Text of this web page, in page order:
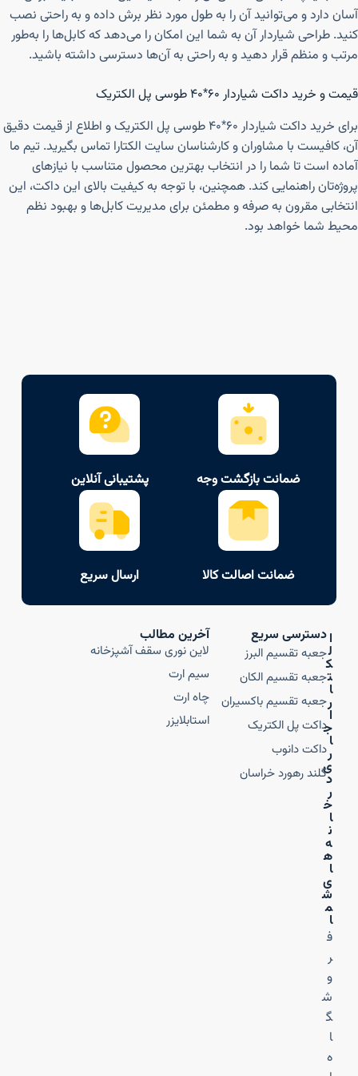
آسان دارد و می‌توانید آن را به طول مورد نظر برش داده و به راحتی نصب
کنید. طراحی شیاردار آن به شما این امکان را می‌دهد که کابل‌ها را به‌طور
مرتب و منظم قرار دهید و به راحتی به آن‌ها دسترسی داشته باشید.
قیمت و خرید داکت شیاردار ۶۰*۴۰ طوسی پل الکتریک
برای خرید داکت شیاردار ۶۰*۴۰ طوسی پل الکتریک و اطلاع از قیمت دقیق
آن، کافیست با مشاوران و کارشناسان سایت الکتارا تماس بگیرید. تیم ما
آماده است تا شما را در انتخاب بهترین محصول متناسب با نیازهای
پروژه‌تان راهنمایی کند. همچنین، با توجه به کیفیت بالای این داکت، این
انتخابی مقرون به صرفه و مطمئن برای مدیریت کابل‌ها و بهبود نظم
محیط شما خواهد بود.
ضمانت بازگشت وجه پشتیبانی آنلاین
ضمانت اصالت کالا ارسال سریع
ا
ل
ک
ت
ا
ر
ا
ج
ا
ر
ی
د
ر
خ
ا
ن
ه‌
ه
ا
ی
ش
م
ا
ف
ر
و
ش
گ
ا
ه
دسترسی سریع
جعبه تقسیم البرز
جعبه تقسیم الکان
جعبه تقسیم باکسیران
داکت پل الکتریک
داکت دانوب
گلند رهورد خراسان
آخرین مطالب
لاین نوری سقف آشپزخانه
سیم ارت
چاه ارت
استابلایزر